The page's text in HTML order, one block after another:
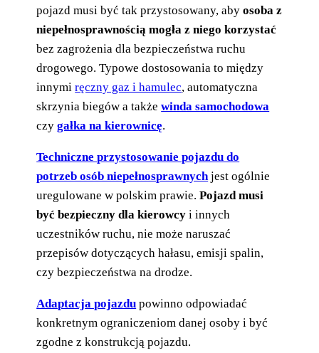
pojazd musi być tak przystosowany, abyosoba z
niepełnosprawnością mogła z niego korzystać
bez zagrożenia dla bezpieczeństwa ruchu
drogowego. Typowe dostosowania to między
innymiręczny gaz i hamulec, automatyczna
skrzynia biegów a takżewinda samochodowa
czygałka na kierownicę.
Techniczne przystosowanie pojazdu do
potrzeb osób niepełnosprawnychjest ogólnie
uregulowane w polskim prawie.Pojazd musi
być bezpieczny dla kierowcy i innych
uczestników ruchu, nie może naruszać
przepisów dotyczących hałasu, emisji spalin,
czy bezpieczeństwa na drodze.
Adaptacja pojazdu powinno odpowiadać
konkretnym ograniczeniom danej osoby i być
zgodne z konstrukcją pojazdu.